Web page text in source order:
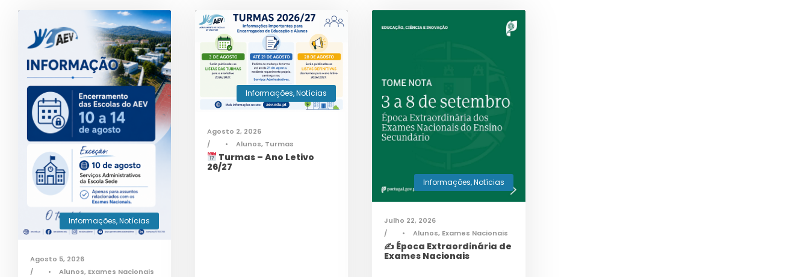
Informações,Notícias
Agosto 5, 2026
•
Alunos, Exames Nacionais
Informações, Notícias
Agosto 2, 2026
•
Alunos, Turmas
Turmas – Ano Letivo
26/27
Informações,Notícias
Julho 22, 2026
•
Alunos, Exames Nacionais
✍️ Época Extraordinária de
Exames Nacionais